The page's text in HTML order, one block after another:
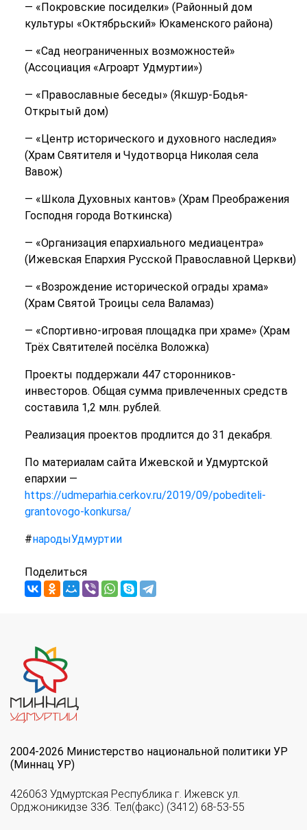
— «Покровские посиделки» (Районный дом
культуры «Октябрьский» Юкаменского района)
— «Сад неограниченных возможностей»
(Ассоциация «Агроарт Удмуртии»)
— «Православные беседы» (Якшур-Бодья-
Открытый дом)
— «Центр исторического и духовного наследия»
(Храм Святителя и Чудотворца Николая села
Вавож)
— «Школа Духовных кантов» (Храм Преображения
Господня города Воткинска)
— «Организация епархиального медиацентра»
(Ижевская Епархия Русской Православной Церкви)
— «Возрождение исторической ограды храма»
(Храм Святой Троицы села Валамаз)
— «Спортивно-игровая площадка при храме» (Храм
Трёх Святителей посёлка Воложка)
Проекты поддержали 447 сторонников-
инвесторов. Общая сумма привлеченных средств
составила 1,2 млн. рублей.
Реализация проектов продлится до 31 декабря.
По материалам сайта Ижевской и Удмуртской
епархии —
https://udmeparhia.cerkov.ru/2019/09/pobediteli-
grantovogo-konkursa/
#народыУдмуртии
Поделиться
2004-2026 Министерство национальной политики УР
(Миннац УР)
426063 Удмуртская Республика г. Ижевск ул.
Орджоникидзе 33б. Тел(факс) (3412) 68-53-55